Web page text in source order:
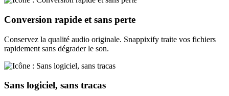
Conversion rapide et sans perte
Conservez la qualité audio originale. Snappixify traite vos fichiers
rapidement sans dégrader le son.
Sans logiciel, sans tracas